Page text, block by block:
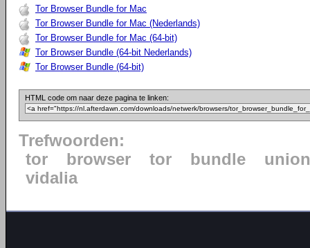
Tor Browser Bundle for Mac
Tor Browser Bundle for Mac (Nederlands)
Tor Browser Bundle for Mac (64-bit)
Tor Browser Bundle (64-bit Nederlands)
Tor Browser Bundle (64-bit)
HTML code om naar deze pagina te linken:
Trefwoorden:
tor
browser tor bundle
union
vidalia